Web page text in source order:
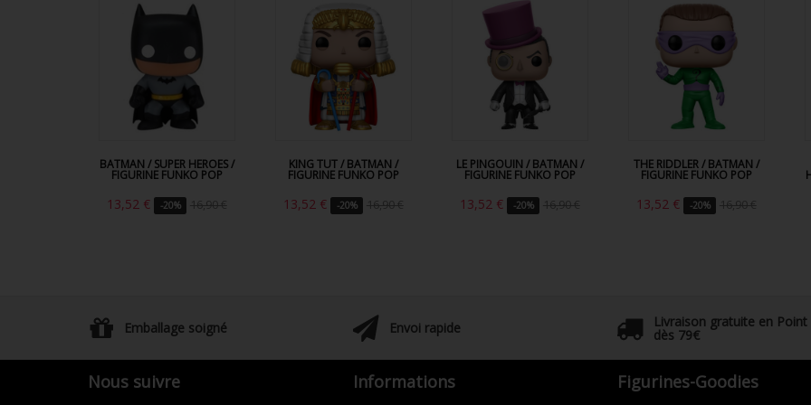
BATMAN / SUPER HEROES /
FIGURINE FUNKO POP
13,52 € -20% 16,90 €
KING TUT / BATMAN /
FIGURINE FUNKO POP
13,52 € -20% 16,90 €
LE PINGOUIN / BATMAN /
FIGURINE FUNKO POP
13,52 € -20% 16,90 €
THE RIDDLER / BATMAN /
FIGURINE FUNKO POP
13,52 € -20% 16,90 €
Emballage soigné Envoi rapide Livraison gratuite en Point
dès 79€
Nous suivre Informations Figurines-Goodies